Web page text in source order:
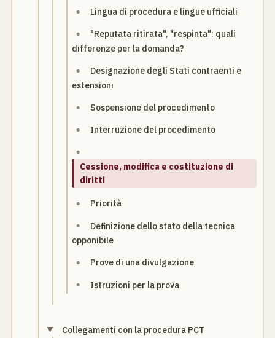
Lingua di procedura e lingue ufficiali
"Reputata ritirata", "respinta": quali
differenze per la domanda?
Designazione degli Stati contraenti e
estensioni
Sospensione del procedimento
Interruzione del procedimento
Cessione, modifica e costituzione di
diritti
Priorità
Definizione dello stato della tecnica
opponibile
Prove di una divulgazione
Istruzioni per la prova
Collegamenti con la procedura PCT